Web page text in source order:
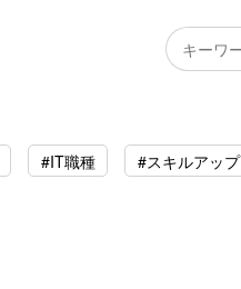
#IT職種 #スキルアップ